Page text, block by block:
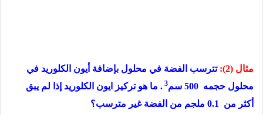
مثال (2):
تترسب الفضة في محلول بإضافة أيون الكلوريد في
محلول حجمه 500 سم3 . ما هو تركيز ايون الكلوريد إذا لم يبق
أكثر من
0.1 ملجم من الفضة غير مترسب؟